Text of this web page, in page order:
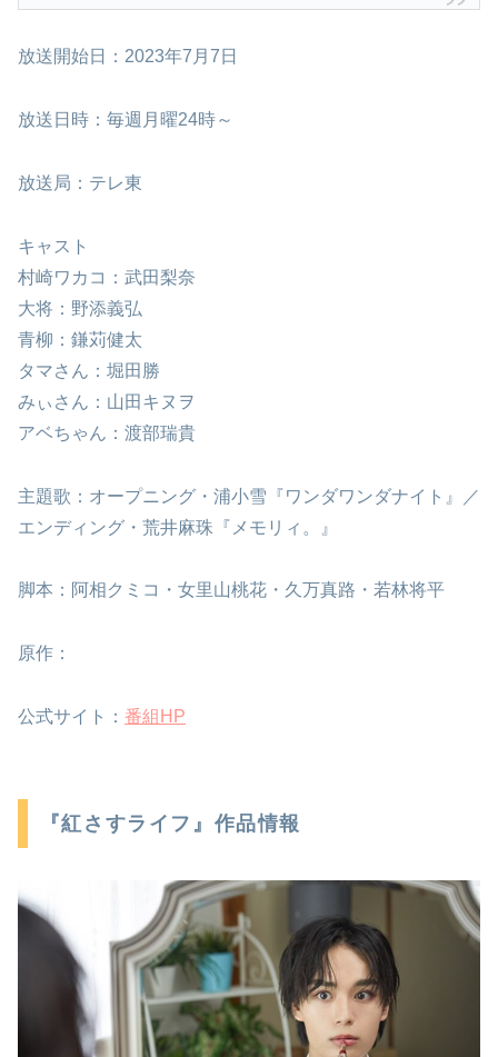
放送開始日：2023年7月7日
放送日時：毎週月曜24時～
放送局：テレ東
キャスト
村崎ワカコ：武田梨奈
大将：野添義弘
青柳：鎌苅健太
タマさん：堀田勝
みぃさん：山田キヌヲ
アベちゃん：渡部瑞貴
主題歌：オープニング・浦小雪『ワンダワンダナイト』／
エンディング・荒井麻珠『メモリィ。』
脚本：阿相クミコ・女里山桃花・久万真路・若林将平
原作：
公式サイト： 番組HP
『紅さすライフ』作品情報